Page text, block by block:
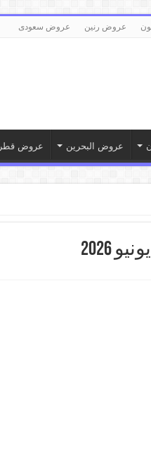
عروض رنين عروض سعودى
عروض البحرين عروض قطر